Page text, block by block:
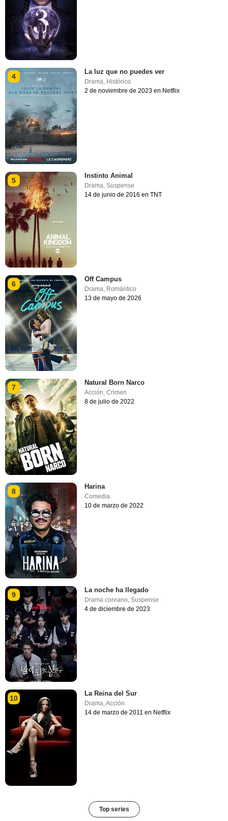
4
La luz que no puedes ver
Drama, Histórico
2 de noviembre de 2023 en Netflix
5
Instinto Animal
Drama ,Suspense
14 de junio de 2016 en TNT
6
Off Campus
Drama, Romántico
13 de mayo de 2026
7
Natural Born Narco
Acción,Crimen
8 de julio de 2022
8
Harina
Comedia
10 de marzo de 2022
9
La noche ha llegado
Drama coreano,Suspense
4 de diciembre de 2023
10
La Reina del Sur
Drama,Acción
14 de marzo de 2011 en Netflix
Top series